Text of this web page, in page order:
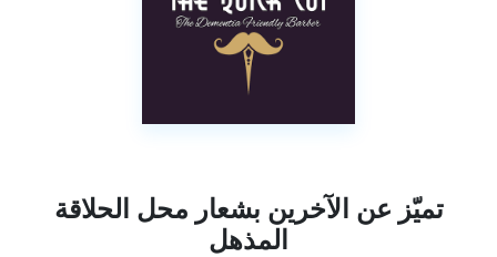
تميّز عن الآخرين بشعار محل الحلاقة
المذهل